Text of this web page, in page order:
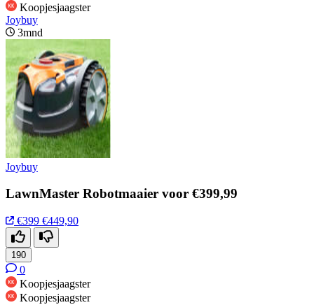
Koopjesjaagster
Joybuy
3mnd
Joybuy
LawnMaster Robotmaaier voor €399,99
€399 €449,90
190
0
Koopjesjaagster
Koopjesjaagster